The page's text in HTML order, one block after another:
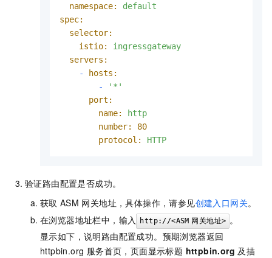
namespace:
default
spec:
selector:
istio:
ingressgateway
servers:
-
hosts:
-
'*'
port:
name:
http
number:
80
protocol:
HTTP
验证路由配置是否成功。
获取 ASM 网关地址，具体操作，请参见创建入口网关。
在浏览器地址栏中，输入
http://<ASM 网关地址> 。
显示如下，说明路由配置成功。预期浏览器返回
httpbin.org 服务首页，页面显示标题 httpbin.org 及描